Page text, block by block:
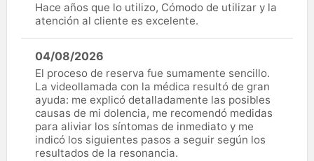
Hace años que lo utilizo, Cómodo de utilizar y la
atención al cliente es excelente.
04/08/2026
El proceso de reserva fue sumamente sencillo.
La videollamada con la médica resultó de gran
ayuda: me explicó detalladamente las posibles
causas de mi dolencia, me recomendó medidas
para aliviar los síntomas de inmediato y me
indicó los siguientes pasos a seguir según los
resultados de la resonancia.